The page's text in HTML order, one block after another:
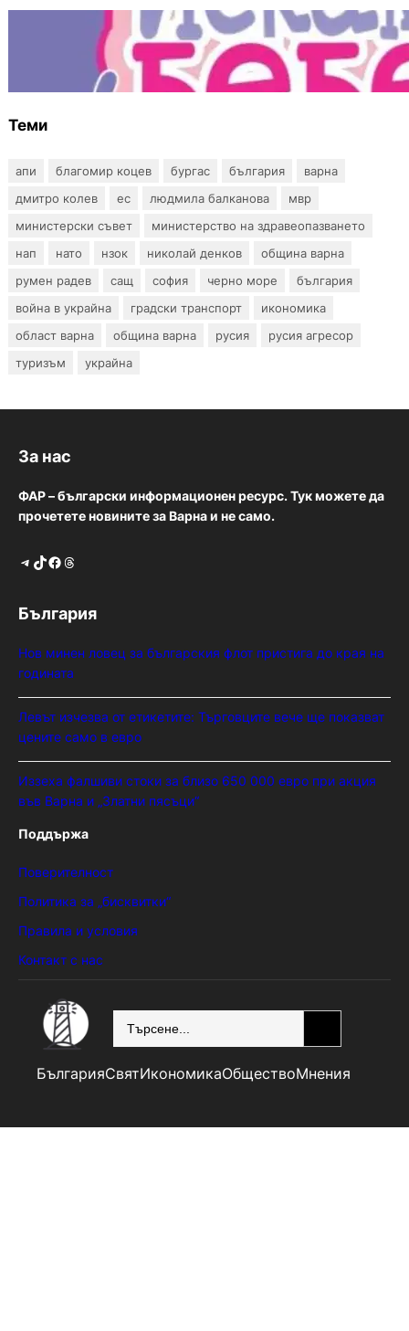
Инвитро подкрепата под въпрос? „Искам
бебе“ се обяви срещу прехвърлянето на
Центъра към НЗОК
Теми
апи благомир коцев бургас българия
варна
дмитро колев
ес людмила балканова
мвр
министерски съвет
министерство на здравеопазването
нап
нато нзок николай денков
община варна
румен радев
сащ софия черно море
българия
война в украйна
градски транспорт
икономика
област варна
община варна русия
русия агресор
туризъм
украйна
За нас
ФАР – български информационен ресурс. Тук можете да
прочетете новините за Варна и не само.
Telegram TikTok Facebook Threads
България
Нов минен ловец за българския флот пристига до края на
годината
Левът изчезва от етикетите: Търговците вече ще показват
цените само в евро
Иззеха фалшиви стоки за близо 650 000 евро при акция
във Варна и „Златни пясъци“
Поддържа
Поверителност
Политика за „бисквитки“
Правила и условия
Контакт с нас
БългарияСвятИкономикаОбществоМнения